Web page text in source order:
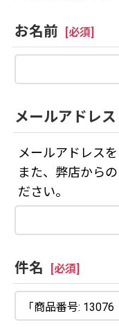
お名前 [必須]
メールアドレス
メールアドレス
また、弊店から
ださい。
件名 [必須]